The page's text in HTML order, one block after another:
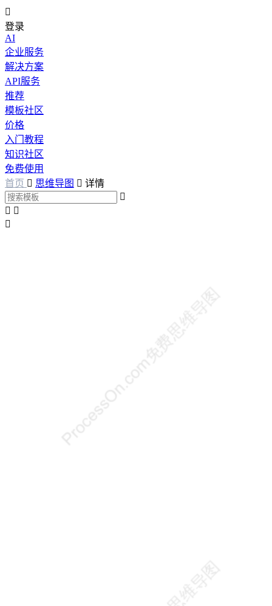

登录
AI
企业服务
解决方案
API服务
推荐
模板社区
价格
入门教程
知识社区
免费使用
首页  思维导图  详情

 
